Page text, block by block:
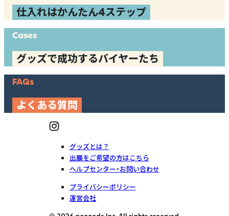
仕入れはかんたん4ステップ
Cases
グッズで成功するバイヤーたち
FAQs
よくある質問
グッズとは？
出展をご希望の方はこちら
ヘルプセンター・お問い合わせ
プライバシーポリシー
運営会社